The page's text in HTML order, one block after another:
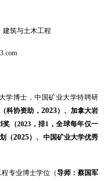
建筑与土木工程
学博士，中国矿业大学特聘研
科协资助， 2023） 、加拿大岩
奖（2023 ，排1 ，全球每年仅一
（2025） 、中国矿业大学优秀
专业博士学位（导师：蔡国军